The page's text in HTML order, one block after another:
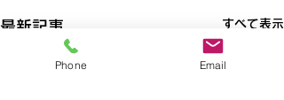
最新記事 すべて表示
Phone Email